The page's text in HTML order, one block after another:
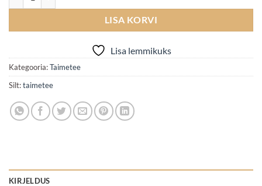
LISA KORVI
Lisa lemmikuks
Kategooria:Taimetee
Silt:taimetee
KIRJELDUS